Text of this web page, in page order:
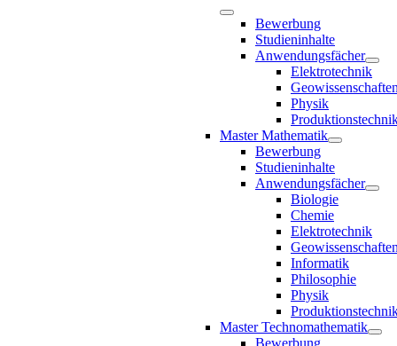
Bewerbung
Studieninhalte
Anwendungsfächer
Elektrotechnik
Physik
Master Mathematik
Bewerbung
Studieninhalte
Anwendungsfächer
Biologie
Chemie
Elektrotechnik
Informatik
Philosophie
Physik
Master Technomathematik
Bewerbung